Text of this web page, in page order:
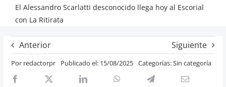
Artículos
Previos de ópera
Entrevistas
Recomendación
El Alessandro Scarlatti desconocido llega hoy al Escorial
con La Ritirata
Anterior Siguiente
Por redactorpr Publicado el: 15/08/2025 Categorías:Sin categoría